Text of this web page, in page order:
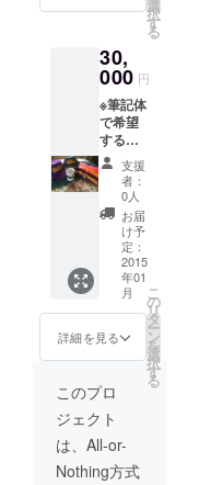
ズはS・
ら選べ
ます。
また、
キッズ
サイズ
は100～
160まで
対応い
たしま
す。 ※
ロゴの
色はす
べて黄
色で
す。
選
択
す
る
30,
000 円
※筆記体
で希望
する名
前や企
業名等
を肩に
入れさ
せて頂
きま
す。 ※
オリジ
ナル
キャッ
プ＆T
シャツ
ラーは
赤・
青・
緑・
紫・
黒・白
支援
者：
0人
お届
け予
定：
2015
年01
月
詳細を見る
こ
の
リ
タ
ー
ン
を
選
択
す
る
このプロ
ジェクト
は、All-or-
Nothing方式